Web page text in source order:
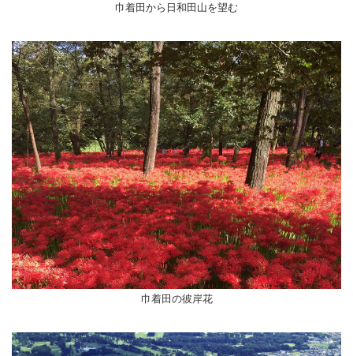
巾着田から日和田山を望む
巾着田の彼岸花